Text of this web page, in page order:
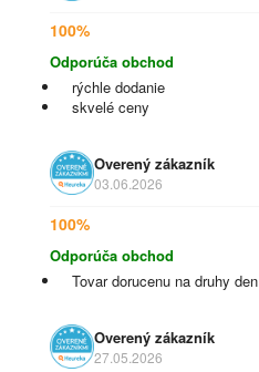
100%
Odporúča obchod
rýchle dodanie
skvelé ceny
Overený zákazník
03.06.2026
100%
Odporúča obchod
Tovar dorucenu na druhy den
Overený zákazník
27.05.2026